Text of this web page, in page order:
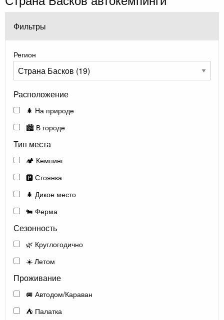
Фильтры
Регион
Расположение
🌲 На природе
🏙️ В городе
Тип места
🏕️ Кемпинг
🅿️ Стоянка
🌲 Дикое место
🐄 Ферма
Сезонность
🌿 Круглогодично
☀️ Летом
Проживание
🚐 Автодом/Караван
⛺ Палатка